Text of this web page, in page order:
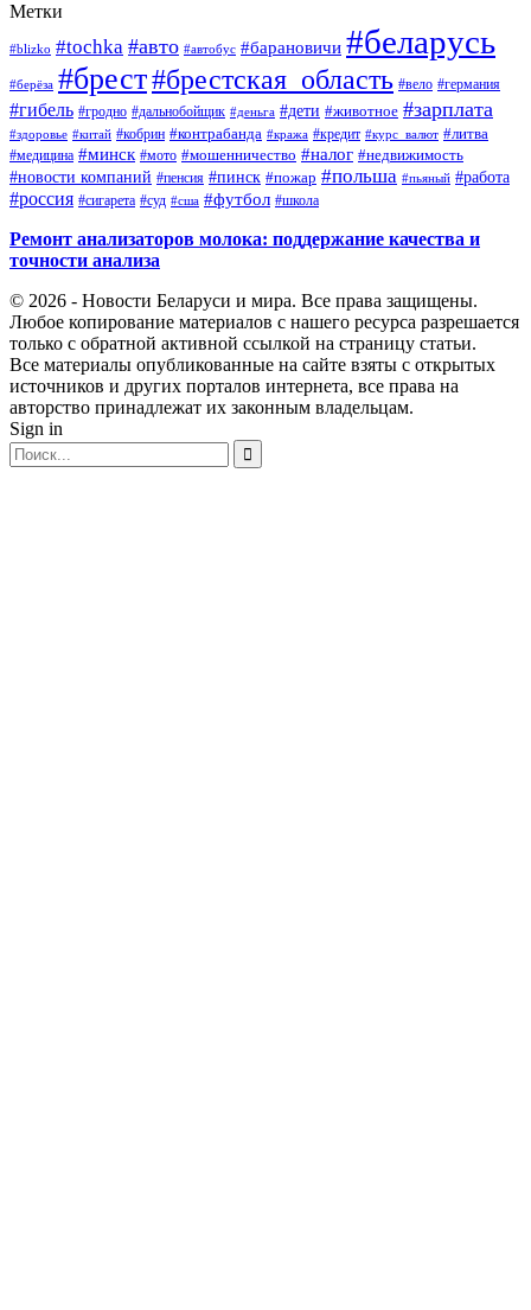
Метки
#blizko #tochka #авто #автобус #барановичи #беларусь
#берёза #брест#брестская_область #вело #германия
#гибель #гродно #дальнобойщик #деньга #дети #животное #зарплата
#здоровье #китай #кобрин #контрабанда #кража #кредит #курс_валют #литва
#медицина #минск #мото #мошенничество #налог #недвижимость
#новости компаний #пенсия #пинск #пожар #польша #пьяный #работа
#россия #сигарета #суд #сша #футбол #школа
Ремонт анализаторов молока: поддержание качества и
точности анализа
© 2026 - Новости Беларуси и мира. Все права защищены.
Любое копирование материалов с нашего ресурса разрешается
только с обратной активной ссылкой на страницу статьи.
Все материалы опубликованные на сайте взяты с открытых
источников и других порталов интернета, все права на
авторство принадлежат их законным владельцам.
Sign in